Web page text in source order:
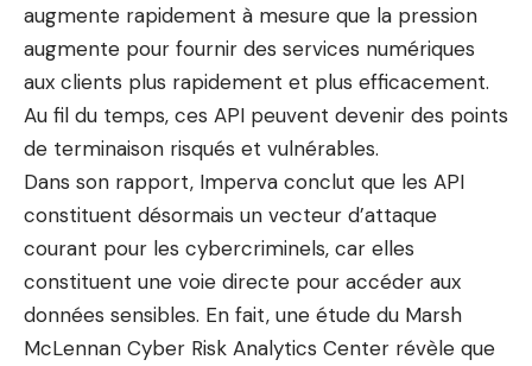
augmente rapidement à mesure que la pression
augmente pour fournir des services numériques
aux clients plus rapidement et plus efficacement.
Au fil du temps, ces API peuvent devenir des points
de terminaison risqués et vulnérables.
Dans son rapport, Imperva conclut que les API
constituent désormais un vecteur d’attaque
courant pour les cybercriminels, car elles
constituent une voie directe pour accéder aux
données sensibles. En fait, une étude du Marsh
McLennan Cyber ​​Risk Analytics Center révèle que